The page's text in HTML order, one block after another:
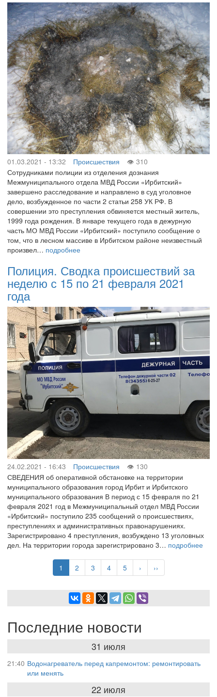
01.03.2021 - 13:32 Происшествия
310
Сотрудниками полиции из отделения дознания
Межмуниципального отдела МВД России «Ирбитский»
завершено расследование и направлено в суд уголовное
дело, возбужденное по части 2 статьи 258 УК РФ. В
совершении это преступления обвиняется местный житель,
1999 года рождения. В январе текущего года в дежурную
часть МО МВД России «Ирбитский» поступило сообщение о
том, что в лесном массиве в Ирбитском районе неизвестный
произвел… подробнее
Полиция. Сводка происшествий за
неделю с 15 по 21 февраля 2021
года
24.02.2021 - 16:43 Происшествия
130
СВЕДЕНИЯ об оперативной обстановке на территории
муниципального образования город Ирбит и Ирбитского
муниципального образования В период с 15 февраля по 21
февраля 2021 год в Межмуниципальный отдел МВД России
«Ирбитский» поступило 235 сообщений о происшествиях,
преступлениях и административных правонарушениях.
Зарегистрировано 4 преступления, возбуждено 13 уголовных
дел. На территории города зарегистрировано 3… подробнее
Текущая
страница
1 Page
2 Page
3 Page
4 Page
5
Следующая
страница
›
Последняя
страница
››
Последние новости
31 июля
21:40 Водонагреватель перед капремонтом: ремонтировать
или менять
22 июля